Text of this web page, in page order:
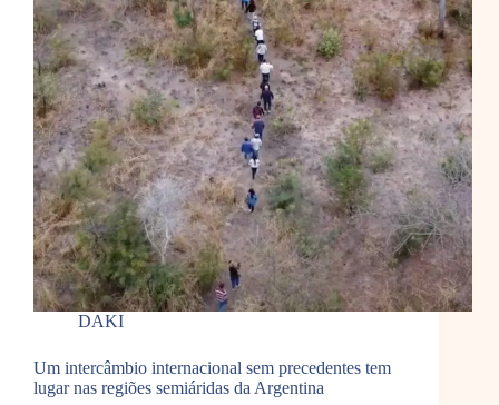
DAKI
Um intercâmbio internacional sem precedentes tem
lugar nas regiões semiáridas da Argentina